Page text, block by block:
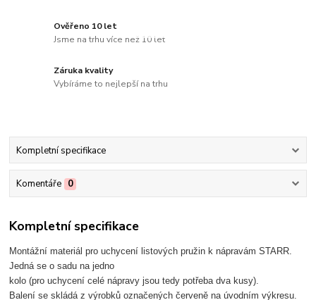
Ověřeno 10 let
Jsme na trhu více než 10 let
Záruka kvality
Vybíráme to nejlepší na trhu
Kompletní specifikace
Komentáře 0
Kompletní specifikace
Montážní materiál pro uchycení listových pružin k nápravám STARR.
Jedná se o sadu na jedno
kolo (pro uchycení celé nápravy jsou tedy potřeba dva kusy).
Balení se skládá z výrobků označených červeně na úvodním výkresu.